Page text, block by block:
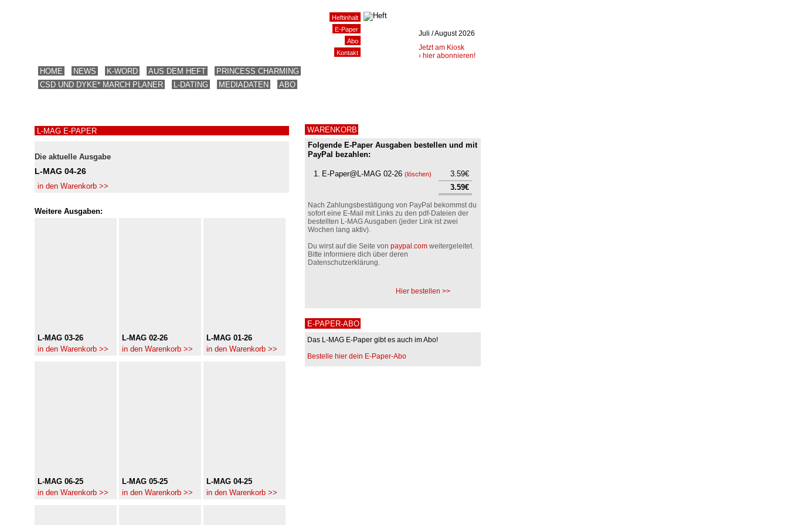
HOME NEWS K-WORD AUS DEM HEFT
PRINCESS CHARMING
CSD UND DYKE* MARCH PLANER
L-DATING MEDIADATEN ABO
L-MAG E-PAPER
Die aktuelle Ausgabe
L-MAG 04-26
in den Warenkorb >>
Weitere Ausgaben:
L-MAG 03-26
in den Warenkorb >>
L-MAG 02-26
in den Warenkorb >>
L-MAG 01-26
in den Warenkorb >>
L-MAG 06-25
in den Warenkorb >>
L-MAG 05-25
in den Warenkorb >>
L-MAG 04-25
in den Warenkorb >>
WARENKORB
Folgende E-Paper Ausgaben bestellen und mit
PayPal bezahlen:
1. E-Paper@L-MAG 02-26 (löschen)
3.59€
3.59€
Nach Zahlungsbestätigung von PayPal bekommst du
sofort eine E-Mail mit Links zu den pdf-Dateien der
bestellten L-MAG Ausgaben (jeder Link ist zwei
Wochen lang aktiv).
Du wirst auf die Seite von paypal.com weitergeleitet.
Bitte informiere dich über deren
Datenschutzerklärung.
Hier bestellen >>
E-PAPER-ABO
Das L-MAG E-Paper gibt es auch im Abo!
Bestelle hier dein E-Paper-Abo
Heftinhalt
E-Paper
Abo
Kontakt
Juli / August 2026
Jetzt am Kiosk
› hier abonnieren!